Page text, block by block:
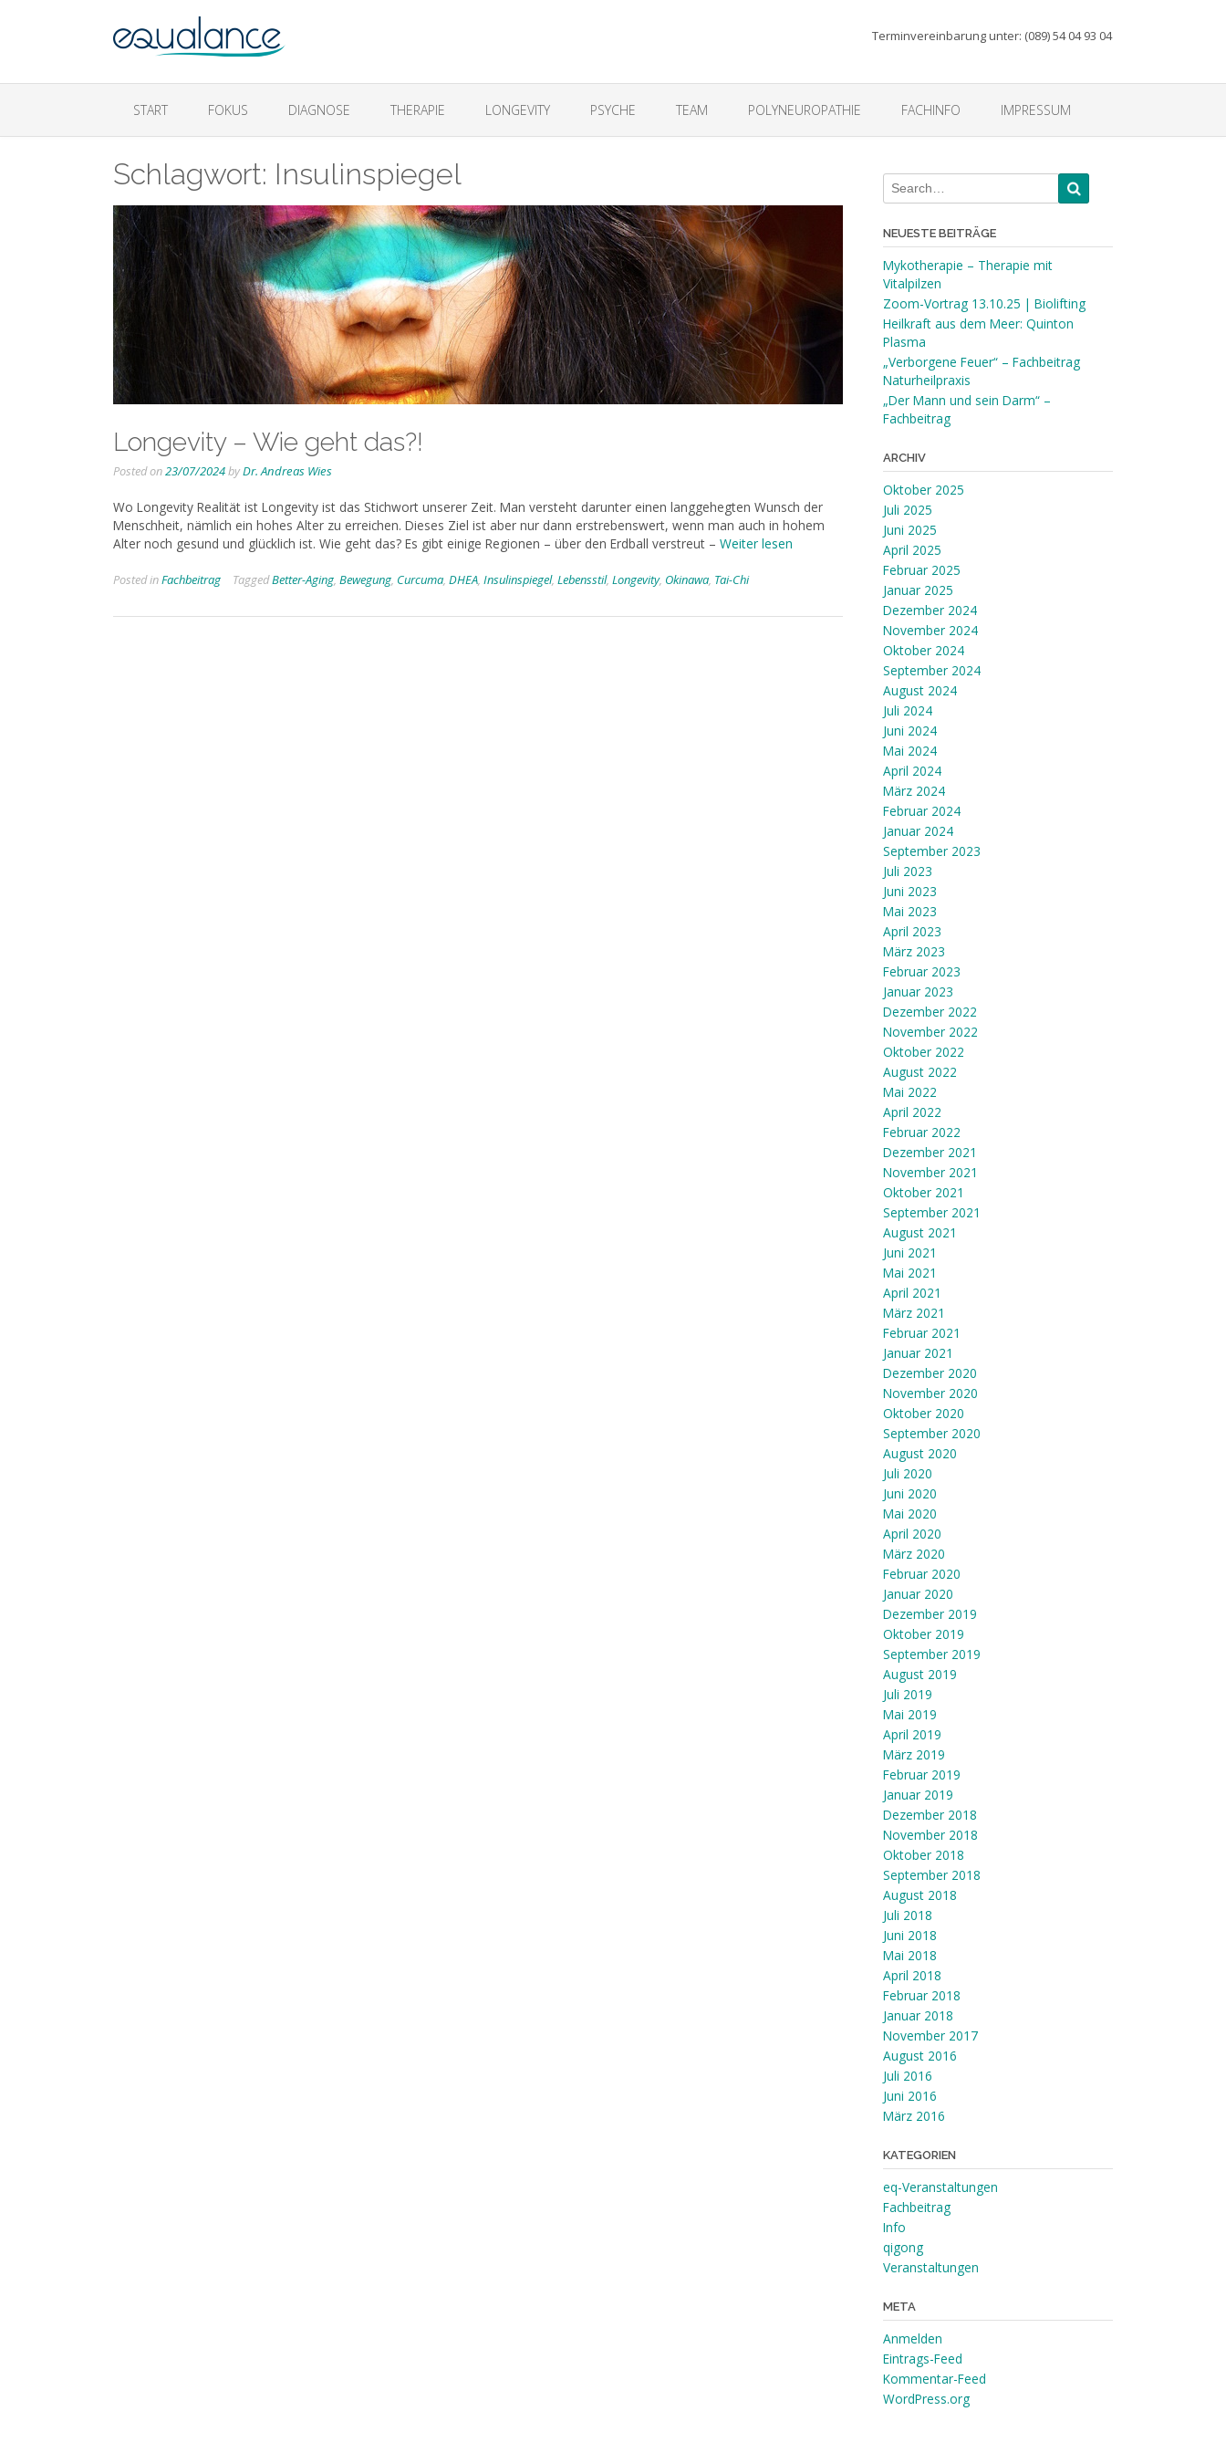
Terminvereinbarung unter: (089) 54 04 93 04
START FOKUS DIAGNOSE THERAPIE LONGEVITY PSYCHE TEAM POLYNEUROPATHIE FACHINFO IMPRESSUM
Schlagwort: Insulinspiegel
Longevity – Wie geht das?!
Posted on23/07/2024byDr. Andreas Wies
Wo Longevity Realität ist Longevity ist das Stichwort unserer Zeit. Man versteht darunter einen langgehegten Wunsch der
Menschheit, nämlich ein hohes Alter zu erreichen. Dieses Ziel ist aber nur dann erstrebenswert, wenn man auch in hohem
Alter noch gesund und glücklich ist. Wie geht das? Es gibt einige Regionen – über den Erdball verstreut – Weiter lesen
Posted inFachbeitrag TaggedBetter-Aging, Bewegung, Curcuma, DHEA, Insulinspiegel, Lebensstil, Longevity, Okinawa, Tai-Chi
NEUESTE BEITRÄGE
Mykotherapie – Therapie mit
Vitalpilzen
Zoom-Vortrag 13.10.25 | Biolifting
Heilkraft aus dem Meer: Quinton
Plasma
„Verborgene Feuer“ – Fachbeitrag
Naturheilpraxis
„Der Mann und sein Darm“ –
Fachbeitrag
ARCHIV
Oktober 2025
Juli 2025
Juni 2025
April 2025
Februar 2025
Januar 2025
Dezember 2024
November 2024
Oktober 2024
September 2024
August 2024
Juli 2024
Juni 2024
Mai 2024
April 2024
März 2024
Februar 2024
Januar 2024
September 2023
Juli 2023
Juni 2023
Mai 2023
April 2023
März 2023
Februar 2023
Januar 2023
Dezember 2022
November 2022
Oktober 2022
August 2022
Mai 2022
April 2022
Februar 2022
Dezember 2021
November 2021
Oktober 2021
September 2021
August 2021
Juni 2021
Mai 2021
April 2021
März 2021
Februar 2021
Januar 2021
Dezember 2020
November 2020
Oktober 2020
September 2020
August 2020
Juli 2020
Juni 2020
Mai 2020
April 2020
März 2020
Februar 2020
Januar 2020
Dezember 2019
Oktober 2019
September 2019
August 2019
Juli 2019
Mai 2019
April 2019
März 2019
Februar 2019
Januar 2019
Dezember 2018
November 2018
Oktober 2018
September 2018
August 2018
Juli 2018
Juni 2018
Mai 2018
April 2018
Februar 2018
Januar 2018
November 2017
August 2016
Juli 2016
Juni 2016
März 2016
KATEGORIEN
eq-Veranstaltungen
Fachbeitrag
Info
qigong
Veranstaltungen
META
Anmelden
Eintrags-Feed
Kommentar-Feed
WordPress.org